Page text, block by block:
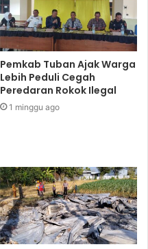
Pemkab Tuban Ajak Warga
Lebih Peduli Cegah
Peredaran Rokok Ilegal
1 minggu ago